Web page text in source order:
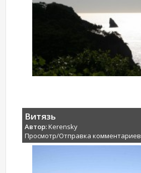
Витязь
Автор:Kerensky
Просмотр/Отправка комментариев